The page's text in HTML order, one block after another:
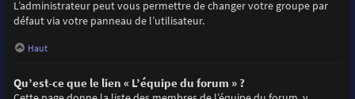
L’administrateur peut vous permettre de changer votre groupe par
défaut via votre panneau de l’utilisateur.
Haut
Qu’est-ce que le lien « L’équipe du forum » ?